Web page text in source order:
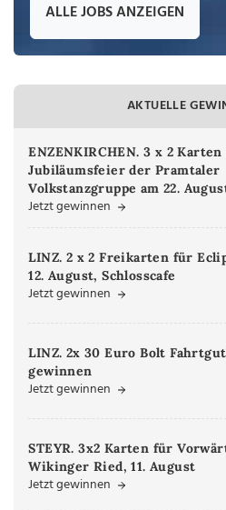
ALLE JOBS ANZEIGEN
AKTUELLE
ENZENKIRCHEN. 3 x 2
Jubiläumsfeier der Pramtaler
Volkstanzgruppe am 22.
Jetzt gewinnen
LINZ. 2 x 2 Freikarten für
12. August, Schlosscafe
Jetzt gewinnen
LINZ. 2x 30 Euro Bolt
gewinnen
Jetzt gewinnen
STEYR. 3x2 Karten für
Wikinger Ried, 11. August
Jetzt gewinnen